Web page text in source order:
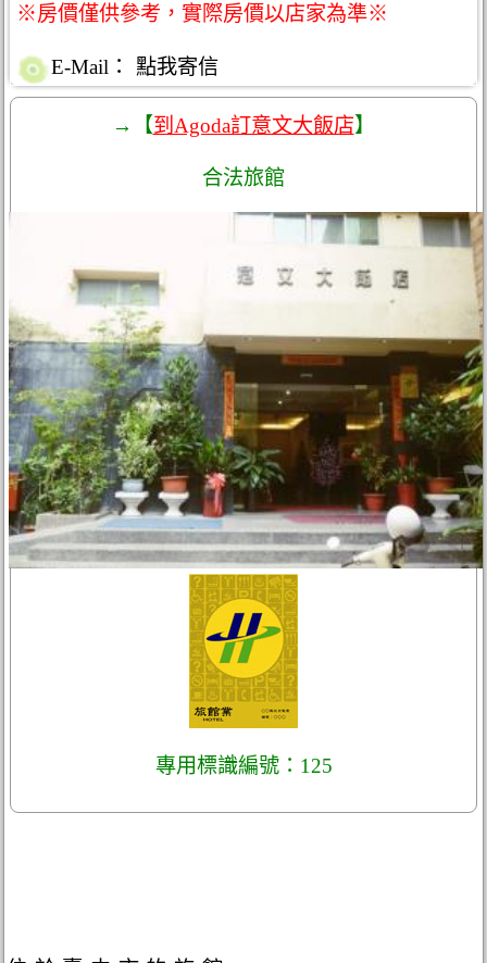
※房價僅供參考，實際房價以店家為準※
E-Mail： 點我寄信
→【到Agoda訂意文大飯店】
合法旅館
專用標識編號：125